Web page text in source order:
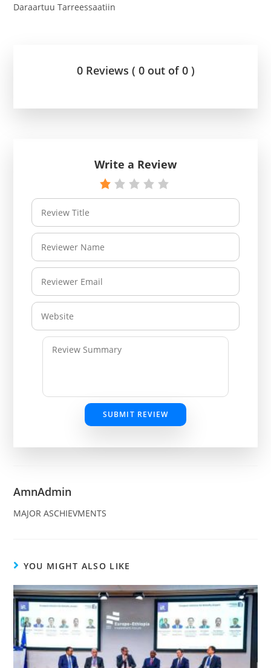
Daraartuu Tarreessaatiin
0 Reviews ( 0 out of 0 )
Write a Review
SUBMIT REVIEW
AmnAdmin
MAJOR ASCHIEVMENTS
YOU MIGHT ALSO LIKE